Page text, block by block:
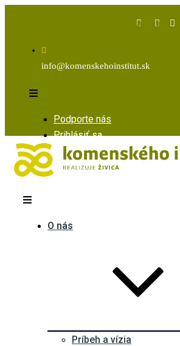
InstagramYoutube
info@komenskehoinstitut.sk
Podporte nás
Prihlásiť sa
O nás
Príbeh a vízia